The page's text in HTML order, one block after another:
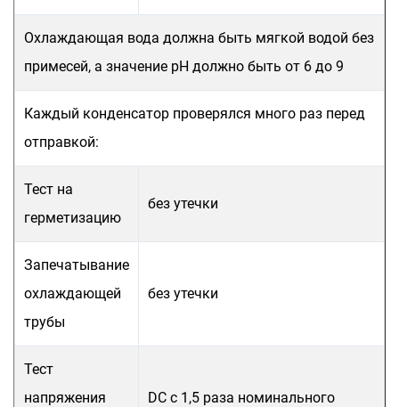
Охлаждающая вода должна быть мягкой водой без
примесей, а значение pH должно быть от 6 до 9
Каждый конденсатор проверялся много раз перед
отправкой:
Тест на
герметизацию
без утечки
Запечатывание
охлаждающей
трубы
без утечки
Тест
напряжения
DC с 1,5 раза номинального